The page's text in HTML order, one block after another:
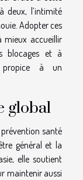
deux, l’intimité
Adopter ces
mieux accueillir
blocages et à
propice à un
global
santé
général et la
elle soutient
maintenir aussi